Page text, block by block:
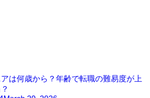
は何歳から？年齢で転職の難易度が上